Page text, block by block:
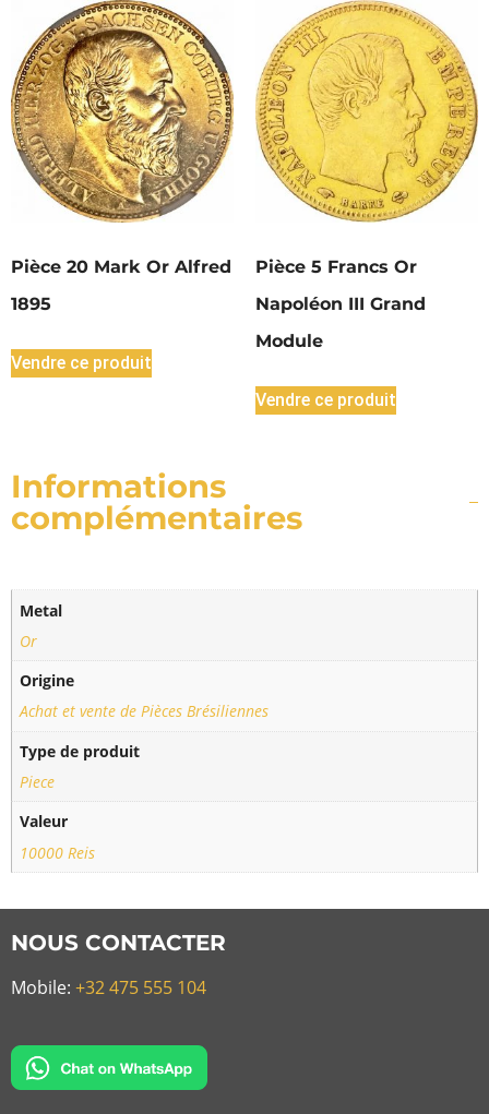
Pièce 20 Mark Or Alfred
1895
Vendre ce produit
Pièce 5 Francs Or
Napoléon III Grand
Module
Vendre ce produit
Informations
complémentaires
Metal
Or
Origine
Achat et vente de Pièces Brésiliennes
Type de produit
Piece
Valeur
10000 Reis
NOUS CONTACTER
Mobile: +32 475 555 104